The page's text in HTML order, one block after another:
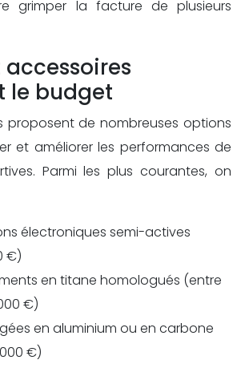
grimper la facture de plusieurs
le budget
proposent de nombreuses options
et améliorer les performances de
Parmi les plus courantes, on
électroniques semi-actives
€)
en titane homologués (entre
€)
en aluminium ou en carbone
€)